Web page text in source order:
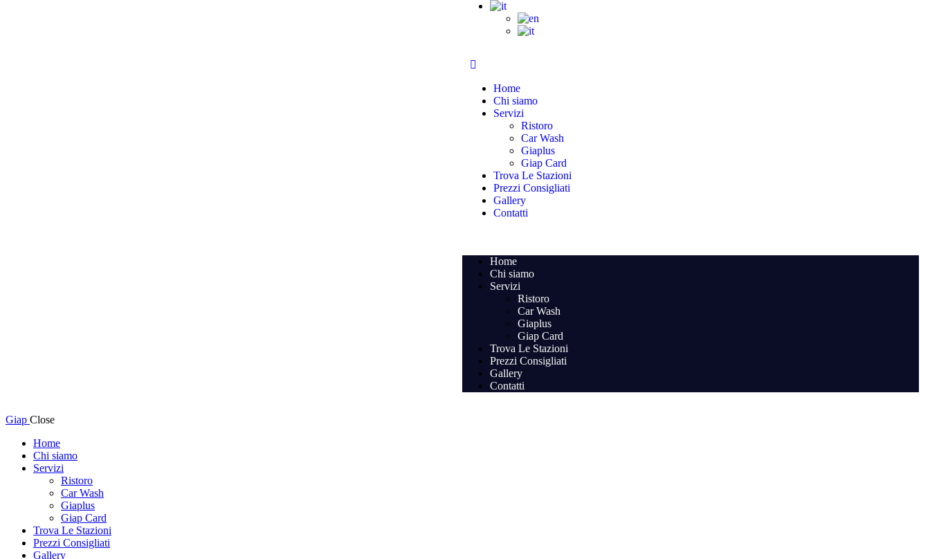
Home
Chi siamo
Servizi
Ristoro
Car Wash
Giaplus
Giap Card
Trova Le Stazioni
Prezzi Consigliati
Gallery
Contatti
Home
Chi siamo
Servizi
Ristoro
Car Wash
Giaplus
Giap Card
Trova Le Stazioni
Prezzi Consigliati
Gallery
Contatti
Giap Close
Home
Chi siamo
Servizi
Ristoro
Car Wash
Giaplus
Giap Card
Trova Le Stazioni
Prezzi Consigliati
Gallery